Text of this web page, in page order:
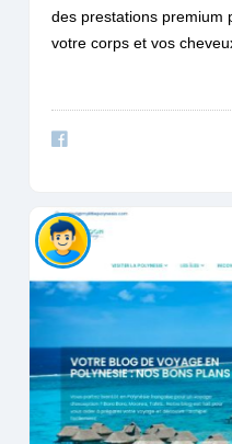
des prestations premium
votre corps et vos